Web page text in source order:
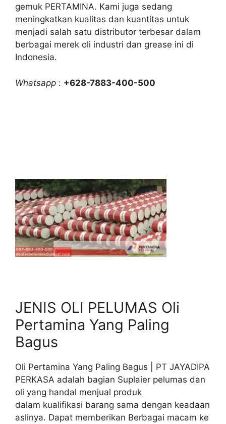
gemuk PERTAMINA. Kami juga sedang
meningkatkan kualitas dan kuantitas untuk
menjadi salah satu distributor terbesar dalam
berbagai merek oli industri dan grease ini di
Indonesia.
Whatsapp : +628-7883-400-500
JENIS OLI PELUMAS Oli
Pertamina Yang Paling
Bagus
Oli Pertamina Yang Paling Bagus | PT JAYADIPA
PERKASA adalah bagian Suplaier pelumas dan
oli yang handal menjual produk
dalam kualifikasi barang sama dengan keadaan
aslinya. Dapat memberikan Berbagai macam ke